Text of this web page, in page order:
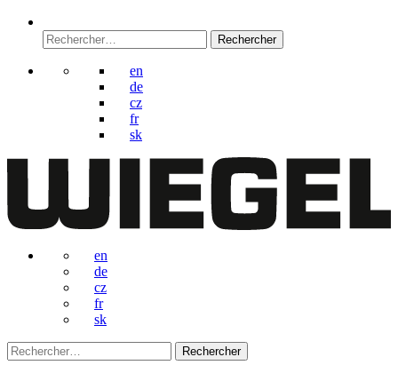
Rechercher :
en
de
cz
fr
sk
en
de
cz
fr
sk
Rechercher :